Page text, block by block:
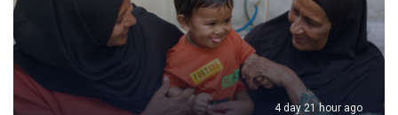
4 day 21 hour ago